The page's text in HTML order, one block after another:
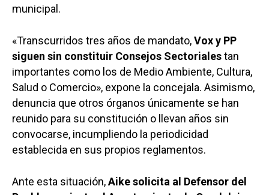
municipal.
«Transcurridos tres años de mandato,Vox y PP
siguen sin constituir Consejos Sectorialestan
importantes como los de Medio Ambiente, Cultura,
Salud o Comercio», expone la concejala. Asimismo,
denuncia que otros órganos únicamente se han
reunido para su constitución o llevan años sin
convocarse, incumpliendo la periodicidad
establecida en sus propios reglamentos.
Ante esta situación,Aike solicita al Defensor del